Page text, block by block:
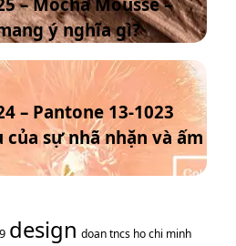
ý nghĩa gì?
– Pantone 13-1023
của sự nhã nhặn và ấm
design doan tncs ho chi minh